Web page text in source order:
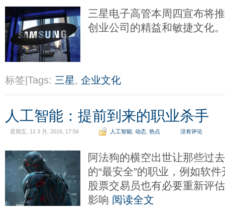
三星电子高管本周四宣布将
创业公司的精益和敏捷文化
标签|Tags: 三星, 企业文化
人工智能：提前到来的职业杀手
星期五, 11 3 月, 2016, 17:56 人工智能 动态 热点 没有评论
阿法狗的横空出世让那些过
的“最安全”的职业，例如软
股票交易员也有必要重新评
影响 阅读全文